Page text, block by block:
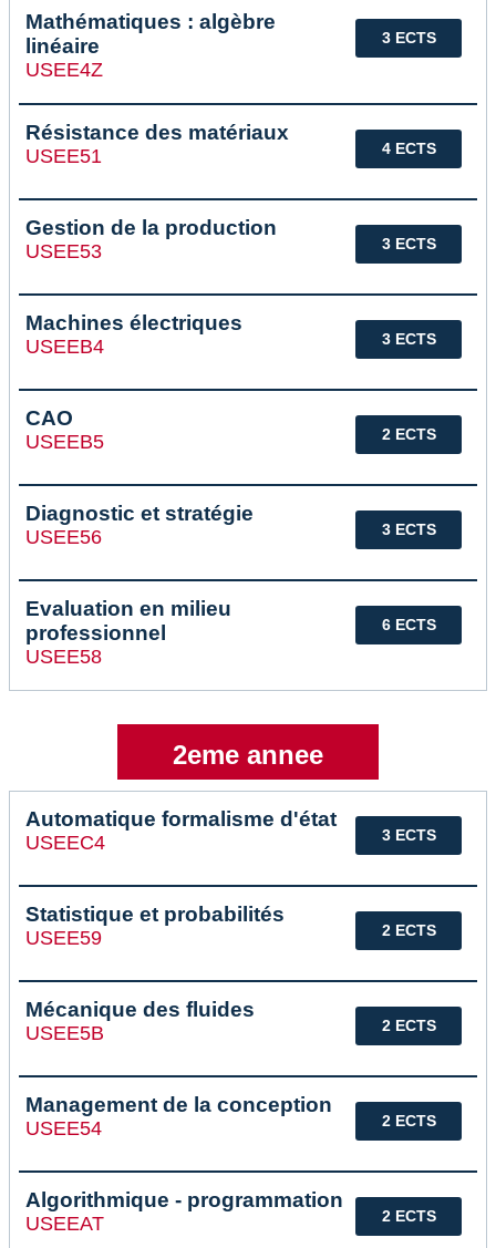
3 ECTS
Mathématiques : algèbre
linéaire
USEE4Z
4 ECTS
Résistance des matériaux
USEE51
3 ECTS
Gestion de la production
USEE53
3 ECTS
Machines électriques
USEEB4
2 ECTS
CAO
USEEB5
3 ECTS
Diagnostic et stratégie
USEE56
6 ECTS
Evaluation en milieu
professionnel
USEE58
2eme annee
3 ECTS
Automatique formalisme d'état
USEEC4
2 ECTS
Statistique et probabilités
USEE59
2 ECTS
Mécanique des fluides
USEE5B
2 ECTS
Management de la conception
USEE54
2 ECTS
Algorithmique - programmation
USEEAT